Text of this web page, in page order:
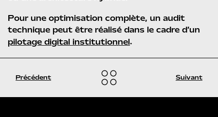
Pour une optimisation complète, un audit
technique peut être réalisé dans le cadre d’un
pilotage digital institutionnel.
Précédent Suivant